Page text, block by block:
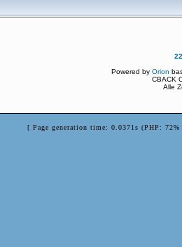
Powered byOrion
CBACK
Alle
[ Page generation time: 0.0371s (PHP: